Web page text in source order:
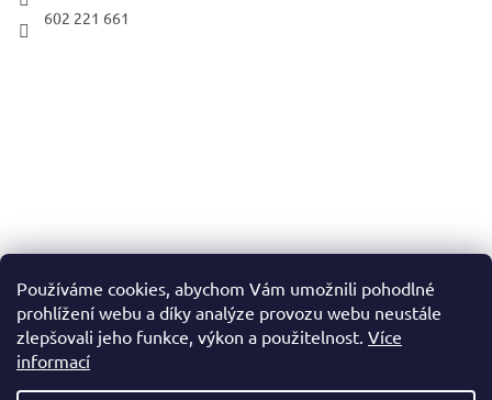
Používáme cookies, abychom Vám umožnili pohodlné
prohlížení webu a díky analýze provozu webu neustále
zlepšovali jeho funkce, výkon a použitelnost. Více
informací
602 221 661